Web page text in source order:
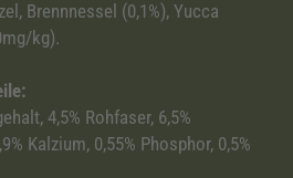
Brennnessel (0,1%), Yucca
kg).
4,5% Rohfaser, 6,5%
Kalzium, 0,55% Phosphor, 0,5%